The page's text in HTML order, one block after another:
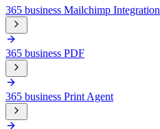
365 business Mailchimp Integration
365 business PDF
365 business Print Agent